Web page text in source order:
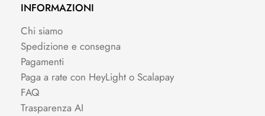
INFORMAZIONI
Chi siamo
Spedizione e consegna
Pagamenti
Paga a rate con HeyLight o Scalapay
FAQ
Trasparenza AI